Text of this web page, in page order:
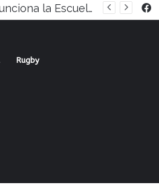
En Social Pato, ya funciona la Escuela femenina de paleta
Rugby